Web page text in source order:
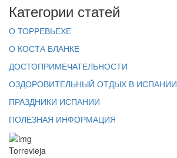
Категории статей
О ТОРРЕВЬЕХЕ
О КОСТА БЛАНКЕ
ДОСТОПРИМЕЧАТЕЛЬНОСТИ
ОЗДОРОВИТЕЛЬНЫЙ ОТДЫХ В ИСПАНИИ
ПРАЗДНИКИ ИСПАНИИ
ПОЛЕЗНАЯ ИНФОРМАЦИЯ
Torrevieja